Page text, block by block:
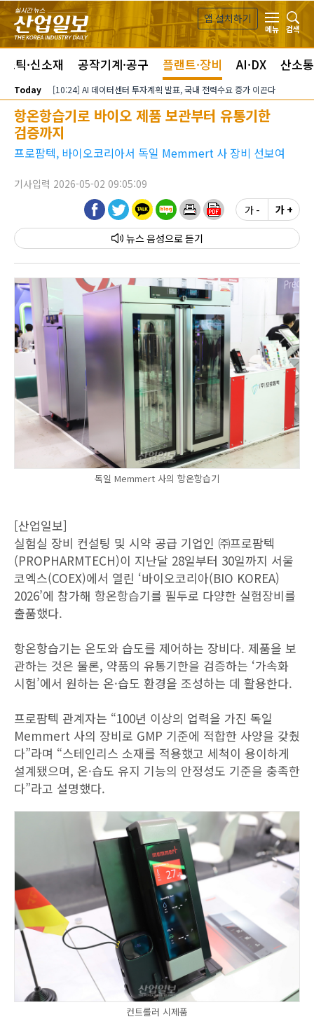
본문 바로가기
앱 설치하기
메뉴
검색
틱·신소재 공작기계·공구 플랜트·장비 AI·DX 산소통
Today [10:24] AI 데이터센터 투자계획 발표, 국내 전력수요 증가 이끈다
항온항습기로 바이오 제품 보관부터 유통기한
검증까지
프로팜텍, 바이오코리아서 독일 Memmert 사 장비 선보여
기사입력 2026-05-02 09:05:09
뉴스 음성
가 - 가 +
독일 Memmert 사의 항온항습기
[산업일보]
실험실 장비 컨설팅 및 시약 공급 기업인 ㈜프로팜텍
(PROPHARMTECH)이 지난달 28일부터 30일까지 서울
코엑스(COEX)에서 열린 ‘바이오코리아(BIO KOREA)
2026’에 참가해 항온항습기를 필두로 다양한 실험장비를
출품했다.
항온항습기는 온도와 습도를 제어하는 장비다. 제품을 보
관하는 것은 물론, 약품의 유통기한을 검증하는 ‘가속화
시험’에서 원하는 온·습도 환경을 조성하는 데 활용한다.
프로팜텍 관계자는 “100년 이상의 업력을 가진 독일
Memmert 사의 장비로 GMP 기준에 적합한 사양을 갖췄
다”라며 “스테인리스 소재를 적용했고 세척이 용이하게
설계됐으며, 온·습도 유지 기능의 안정성도 기준을 충족한
다”라고 설명했다.
컨트롤러 시제품